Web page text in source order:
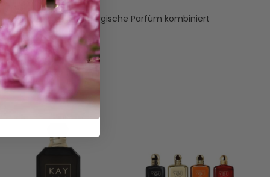
dynamische und energische Parfüm kombiniert